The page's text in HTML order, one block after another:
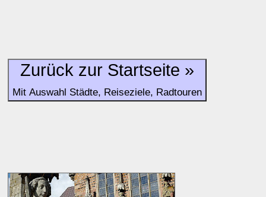
Bewertungen zurzeit noch ohne Lage-Bewertung.
Zurück zur Startseite »
Mit Auswahl Städte, Reiseziele, Radtouren